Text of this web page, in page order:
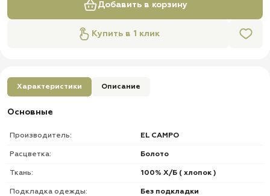
Добавить в корзину
Купить в 1 клик
Характеристики Описание
Основные
Производитель: EL CAMPO
Расцветка: Болото
Ткань: 100% Х/Б ( хлопок )
Подкладка одежды: Без подкладки